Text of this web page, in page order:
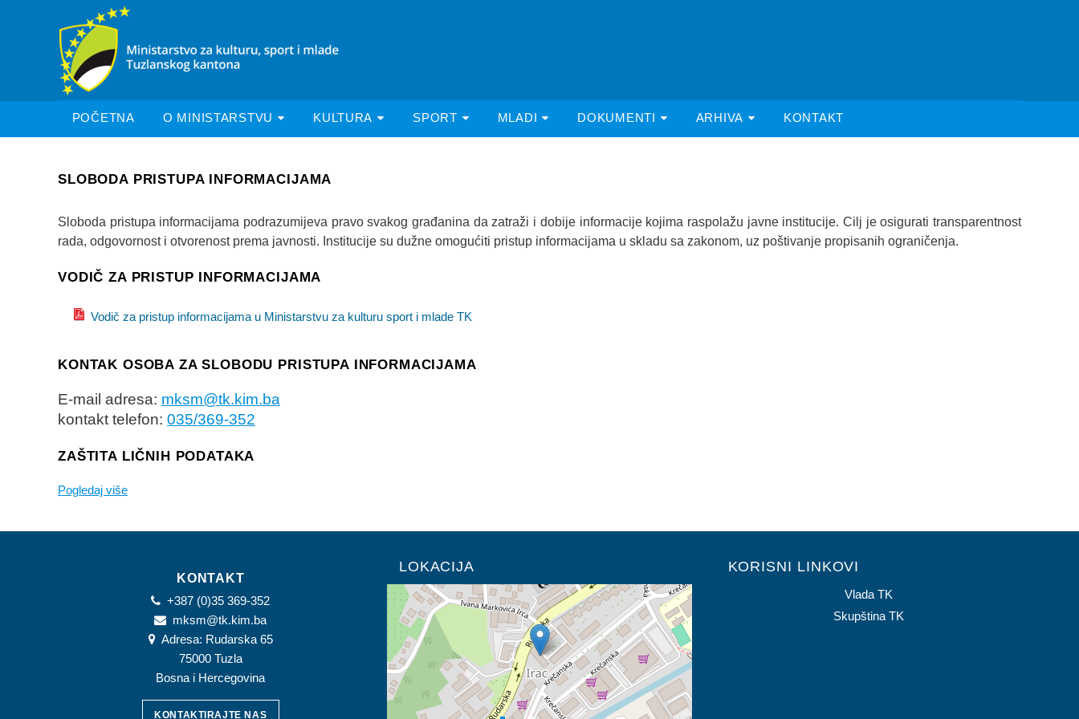
POČETNA O MINISTARSTVU KULTURA SPORT MLADI DOKUMENTI ARHIVA KONTAKT
SLOBODA PRISTUPA INFORMACIJAMA
Sloboda pristupa informacijama podrazumijeva pravo svakog građanina da zatraži i dobije informacije kojima raspolažu javne institucije. Cilj je osigurati transparentnost
rada, odgovornost i otvorenost prema javnosti. Institucije su dužne omogućiti pristup informacijama u skladu sa zakonom, uz poštivanje propisanih ograničenja.
VODIČ ZA PRISTUP INFORMACIJAMA
Vodič za pristup informacijama u Ministarstvu za kulturu sport i mlade TK
KONTAK OSOBA ZA SLOBODU PRISTUPA INFORMACIJAMA
E-mail adresa: mksm@tk.kim.ba
kontakt telefon: 035/369-352
ZAŠTITA LIČNIH PODATAKA
Pogledaj više
KONTAKT
+387 (0)35 369-352
mksm@tk.kim.ba
Adresa: Rudarska 65
75000 Tuzla
Bosna i Hercegovina
KONTAKTIRAJTE NAS
LOKACIJA KORISNI LINKOVI
Vlada TK
Skupština TK